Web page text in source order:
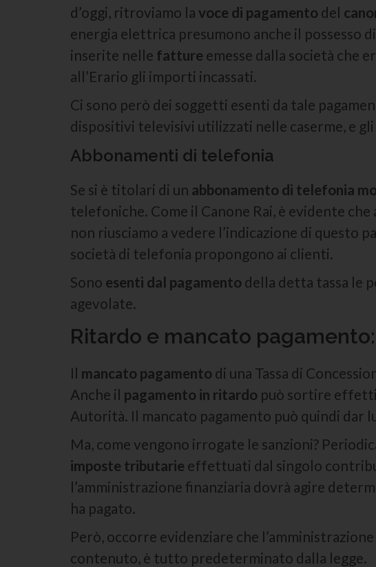
d’oggi, ritroviamo la voce di pagamento del
energia elettrica presumono anche il possesso
inserite nelle fatture emesse dalla società che
all’Erario gli importi incassati.
Ci sono però dei soggetti esenti da tale
dispositivi televisivi utilizzati nelle caserme, e gli
Abbonamenti di telefonia
Se si è titolari di un abbonamento di telefonia
telefoniche. Come il Canone Rai, è evidente
non riusciamo a vedere l’indicazione di questo
società di telefonia propongono ai clienti.
Sono esenti dal pagamento della detta tassa le
agevolate.
Ritardo e mancato
Il mancato pagamento di una Tassa di
Anche il pagamento in ritardo può sortire effetti
Autorità. Il mancato pagamento può quindi dar
Ma, come vengono irrogate le sanzioni?
imposte tributarie effettuati dal singolo
l’amministrazione finanziaria dovrà agire
ha pagato.
Però, occorre evidenziare che
contenuto, è tutto predeterminato dalla legge.